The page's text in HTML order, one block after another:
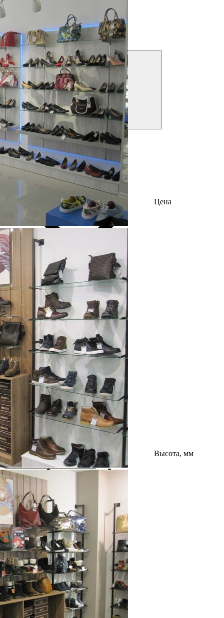
Решения для бизнеса
Посмотреть предложения
Фильтры
Цена
Высота, мм